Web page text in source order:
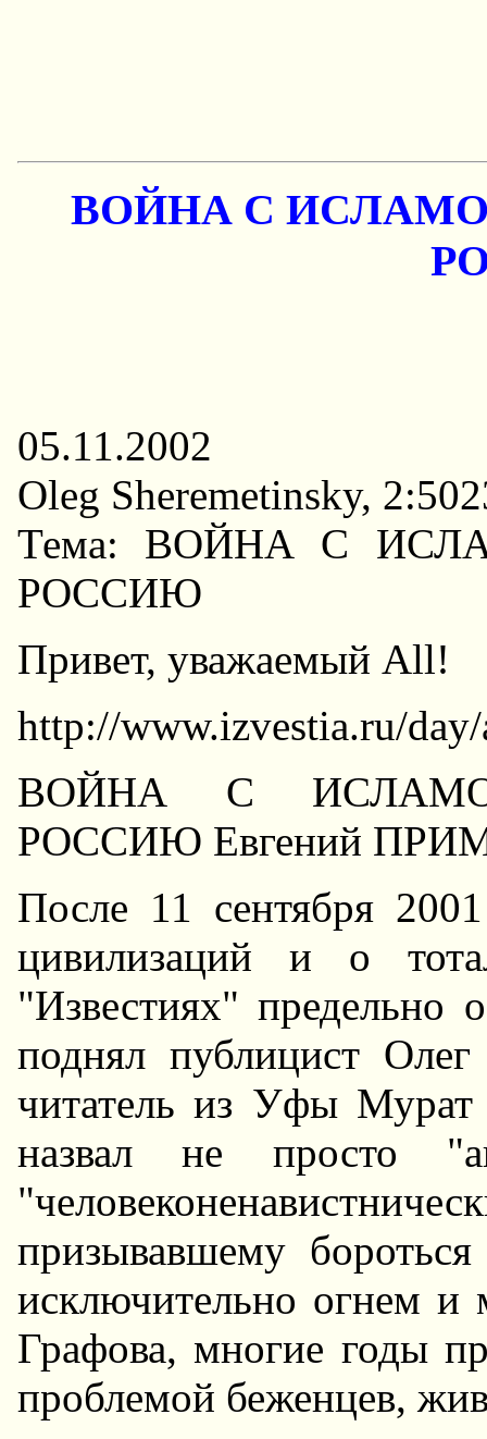
ВОЙHА С
05.11.2002
Oleg Sheremetinsky,
Тема: ВОЙHА С
РОССИЮ
Привет, уважаемый All!
http://www.izvestia.ru/
ВОЙHА С
РОССИЮ Евгений
После 11 сентября
цивилизаций и о
"Известиях" предельно
поднял публицист
читатель из Уфы
назвал не просто
призывавшему
исключительно огнем и
Графова, многие годы
проблемой беженцев,